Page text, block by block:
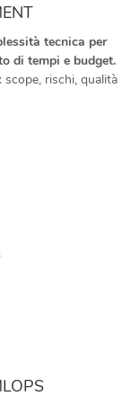
tecnica per
di tempi e budget.
rischi, qualità